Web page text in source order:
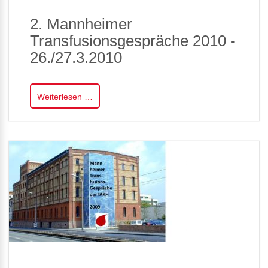
2. Mannheimer
Transfusionsgespräche 2010 -
26./27.3.2010
Weiterlesen …